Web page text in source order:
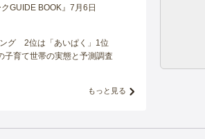
GUIDE BOOK』7月6日
グ 2位は「あいぱく」1位
子育て世帯の実態と予測調査
もっと見る